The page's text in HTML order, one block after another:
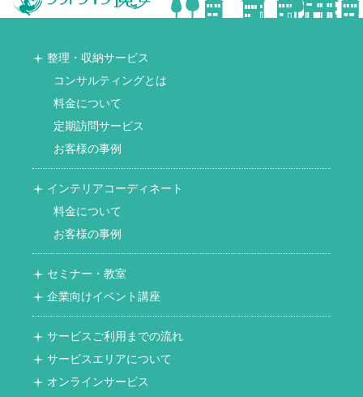
整理・収納サービス
コンサルティングとは
料金について
定期訪問サービス
お客様の事例
インテリアコーディネート
料金について
お客様の事例
セミナー・教室
企業向けイベント講座
サービスご利用までの流れ
サービスエリアについて
オンラインサービス